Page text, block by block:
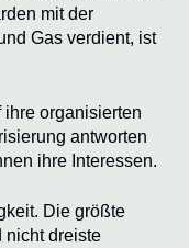
mit der
Gas verdient, ist
ihre organisierten
antworten
ihre Interessen.
Die größte
nicht dreiste